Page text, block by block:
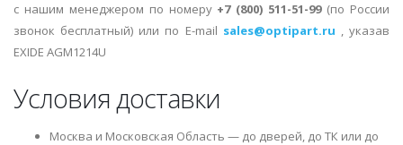
с нашим менеджером по номеру +7 (800) 511-51-99(по России
звонок бесплатный) или по E-mail sales@optipart.ru , указав
EXIDE AGM1214U
Условия доставки
Москва и Московская Область — до дверей, до ТК или до